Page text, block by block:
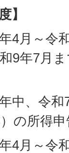
】
4月～令
9年7月
中、令和
の所得
4月～令